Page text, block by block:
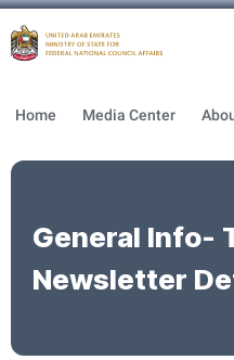
Home Media Center
General Info-
Newsletter